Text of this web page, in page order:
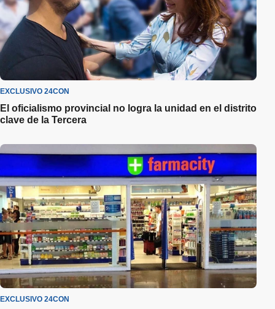
EXCLUSIVO 24CON
El oficialismo provincial no logra la unidad en el distrito
clave de la Tercera
EXCLUSIVO 24CON